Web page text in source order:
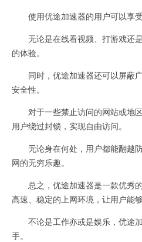
使用优途加速器的用户可以享受
无论是在线看视频、打游戏还
的体验。
同时，优途加速器还可以屏蔽
安全性。
对于一些禁止访问的网站或地
用户绕过封锁，实现自由访问。
无论身在何处，用户都能翻越
网的无穷乐趣。
总之，优途加速器是一款优秀
高速、稳定的上网环境，让用户能
不论是工作亦或是娱乐，优途
手。